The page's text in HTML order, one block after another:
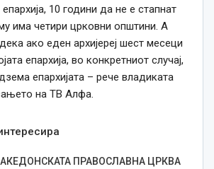
10 години да не е стапнат
има четири црковни општини. А
ако еден архијереј шест месеци
епархија, во конкретниот случај,
епархијата – рече владиката
на ТВ Алфа.
ПРАВОСЛАВНА ЦРКВА